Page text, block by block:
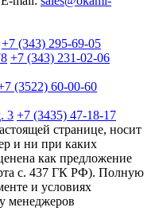
+7 (343) 295-69-05
+7 (343) 231-02-06
(3522) 60-00-60
3 +7 (3435) 47-18-17
странице, носит
и ни при каких
как предложение
с. 437 ГК РФ). Полную
и условиях
менеджеров